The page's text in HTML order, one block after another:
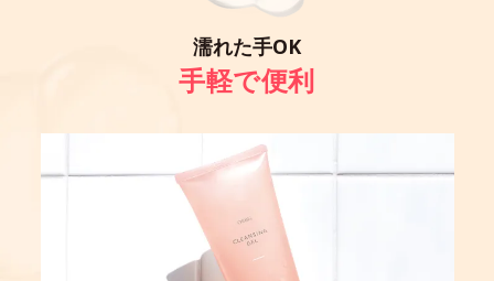
濡れた手OK
手軽で便利